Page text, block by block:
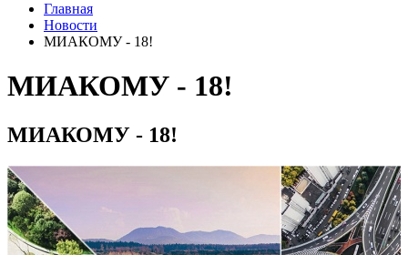
Главная
Новости
МИАКОМУ - 18!
МИАКОМУ - 18!
МИАКОМУ - 18!